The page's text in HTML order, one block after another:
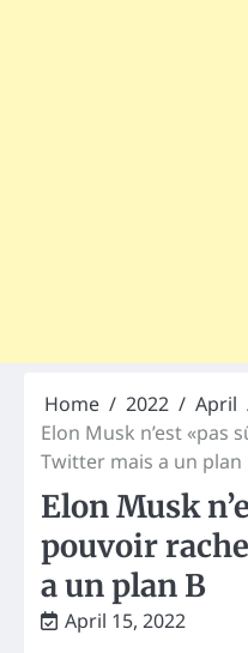
Home 2022
April
Elon Musk n’est «pas
Twitter mais a un plan
Elon Musk
pouvoir
a un plan B
April 15, 2022